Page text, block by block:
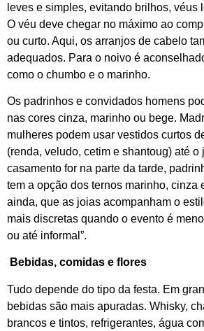
leves e simples, evitando brilhos, véus
O véu deve chegar no máximo ao
ou curto. Aqui, os arranjos de cabelo
adequados. Para o noivo é
como o chumbo e o marinho.
Os padrinhos e convidados homens
nas cores cinza, marinho ou bege.
mulheres podem usar vestidos curtos
(renda, veludo, cetim e shantoug) até o
casamento for na parte da tarde,
tem a opção dos ternos marinho, cinza
ainda, que as joias acompanham o
mais discretas quando o evento é
ou até informal”.
Bebidas, comidas e flores
Tudo depende do tipo da festa. Em
bebidas são mais apuradas. Whisky,
brancos e tintos, refrigerantes, água